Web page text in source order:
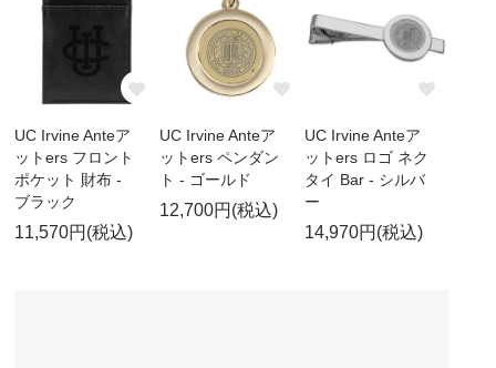
UC Irvine Anteア
ットers フロント
ポケット 財布 -
ブラック
11,570円(税込)
UC Irvine Anteア
ットers ペンダン
ト - ゴールド
12,700円(税込)
UC Irvine Anteア
ットers ロゴ ネク
タイ Bar - シルバ
ー
14,970円(税込)